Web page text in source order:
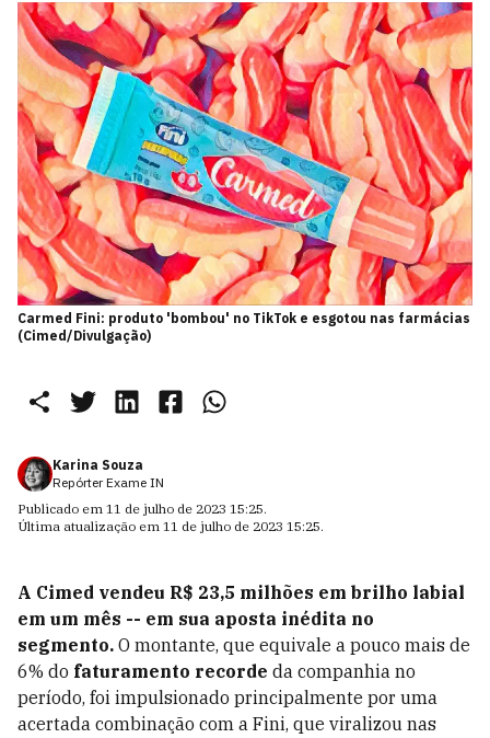
Carmed Fini: produto 'bombou' no TikTok e esgotou nas farmácias
(Cimed/Divulgação)
Karina Souza
Repórter Exame IN
Publicado em 11 de julho de 2023 15:25.
Última atualização em 11 de julho de 2023 15:25.
A Cimed vendeu R$ 23,5 milhões em brilho labial
em um mês -- em sua aposta inédita no
segmento. O montante, que equivale a pouco mais de
6% do faturamento recorde da companhia no
período, foi impulsionado principalmente por uma
acertada combinação com a Fini, que viralizou nas